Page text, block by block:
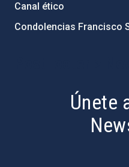
Canal ético
Condolencias Francisco
Únete